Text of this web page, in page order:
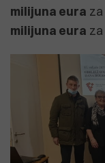
milijuna eura
milijuna eura